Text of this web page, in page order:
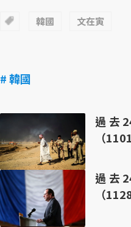
韓國 文在寅
# 韓國
過去
（
過去
（